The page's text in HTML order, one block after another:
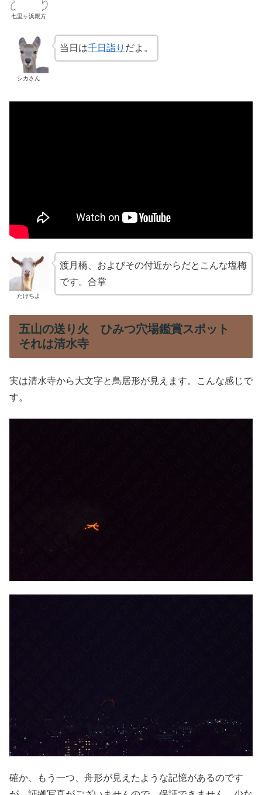
七里ヶ浜親方
シカさん
当日は千日詣り だよ。
たけちよ
渡月橋、およびその付近からだとこんな塩梅
です。合掌
五山の送り火 ひみつ穴場鑑賞スポット
それは清水寺
実は清水寺から大文字と鳥居形が見えます。こんな感じで
す。
確か、もう一つ、舟形が見えたような記憶があるのです